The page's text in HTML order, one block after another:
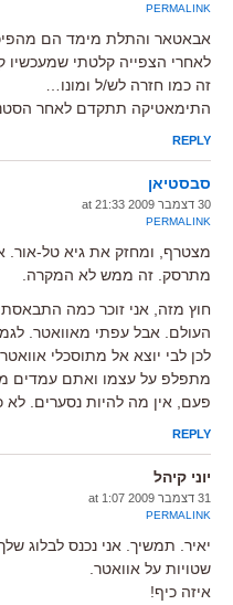
PERMALINK
אבאטאר והתלת מימד הם
לאחרי הצפייה קלטתי שמעכשיו
זה כמו חזרה לש/ל ומונו…
התימאטיקה תתקדם לאחר
REPLY
סבסטיאן
30 דצמבר 2009 at 21:33
PERMALINK
מצטרף, ומחזק את גיא טל-אור.
מתרסק. זה ממש לא המקרה.
חוץ מזה, אני זוכר כמה
העולם. אבל עפתי מאוואטר.
לכן לבי יוצא אל מתוסכלי
מתפלפ על עצמו ואתם עמדים
פעם, אין מה להיות נסערים. לא
REPLY
יוני קיהל
31 דצמבר 2009 at 1:07
PERMALINK
יאיר. תמשיך. אני נכנס לבלוג
שטויות על אוואטר.
איזה כיף!